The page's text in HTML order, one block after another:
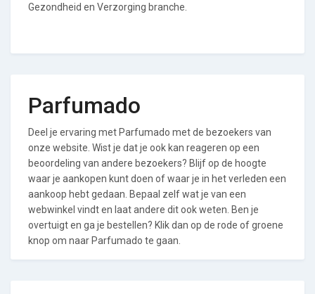
Gezondheid en Verzorging branche.
Parfumado
Deel je ervaring met Parfumado met de bezoekers van
onze website. Wist je dat je ook kan reageren op een
beoordeling van andere bezoekers? Blijf op de hoogte
waar je aankopen kunt doen of waar je in het verleden een
aankoop hebt gedaan. Bepaal zelf wat je van een
webwinkel vindt en laat andere dit ook weten. Ben je
overtuigt en ga je bestellen? Klik dan op de rode of groene
knop om naar Parfumado te gaan.